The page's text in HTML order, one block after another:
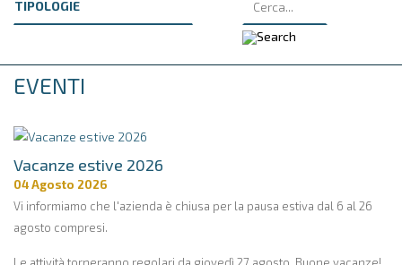
EVENTI
Vacanze estive 2026
04 Agosto 2026
Vi informiamo che l'azienda è chiusa per la pausa estiva dal 6 al 26
agosto compresi.